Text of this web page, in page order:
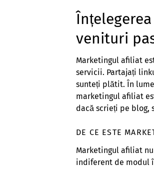
venituri
Marketingul afiliat
servicii. Partajați
sunteți plătit. În
marketingul afiliat
dacă scrieți pe blog,
DE CE ESTE
Marketingul afiliat
indiferent de modul